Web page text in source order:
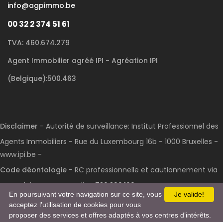
info@agpimmo.be
00 32 2 374 51 61
TVA: 460.674.279
Agent Immobilier agréé IPI - Agréation IPI
(Belgique):500.463
Disclaimer - Autorité de surveillance: Institut Professionnel des
Agents Immobiliers - Rue du Luxembourg 16b - 1000 Bruxelles -
www.ipi.be -
Code déontologie - RC professionnelle et cautionnement via
AXA Belgium S.A. : n° police 730.390.160
Je valide!
En poursuivant votre navigation sur ce site, vous
acceptez l’utilisation de cookies pour vous
proposer des services et offres adaptés à vos centres d’intérêts.